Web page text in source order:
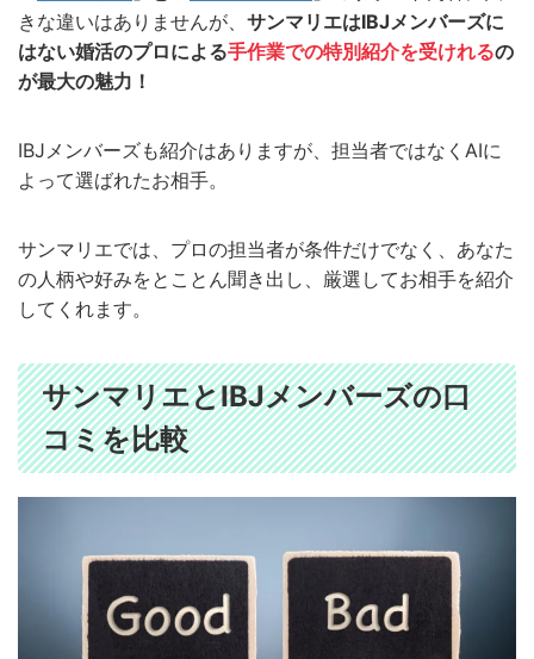
きな違いはありませんが、 サンマリエはIBJメンバーズに
はない婚活のプロによる手作業での特別紹介を受けれるの
が最大の魅力！
IBJメンバーズも紹介はありますが、担当者ではなくAIに
よって選ばれたお相手。
サンマリエでは、プロの担当者が条件だけでなく、あなた
の人柄や好みをとことん聞き出し、厳選してお相手を紹介
してくれます。
サンマリエとIBJメンバーズの口
コミを比較